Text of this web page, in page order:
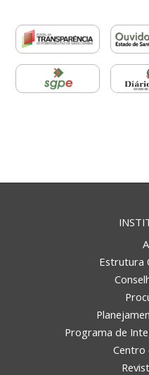
Estrutura
Programa de
Centro